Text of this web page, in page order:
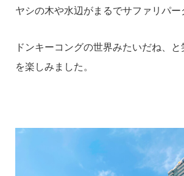
ヤシの木や水辺がまるでサファリパー
ドンキーコングの世界みたいだね、
と
を楽しみました。